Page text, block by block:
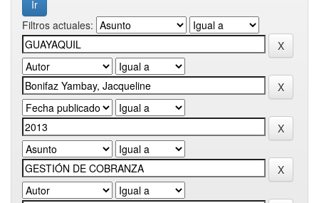
Filtros actuales: